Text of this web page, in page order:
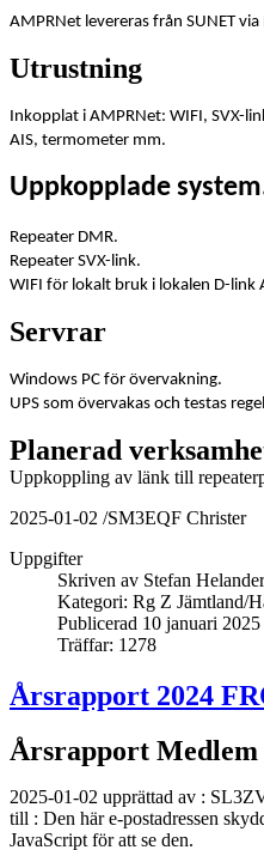
AMPRNet levereras från SUNET
Utrustning
Inkopplat i AMPRNet: WIFI, SVX-
AIS, termometer mm.
Uppkopplade
Repeater DMR.
Repeater SVX-link.
WIFI för lokalt bruk i lokalen D-link
Servrar
Windows PC för övervakning.
UPS som övervakas och testas
Planerad
Uppkoppling av länk till
2025-01-02 /SM3EQF Christer
Uppgifter
Skriven av Stefan Helander
Kategori: Rg Z Jämtland/
Publicerad 10 januari 2025
Träffar: 1278
Årsrapport 2024
Årsrapport Medlem
2025-01-02 upprättad av :
till : Den här e-postadressen
JavaScript för att se den.